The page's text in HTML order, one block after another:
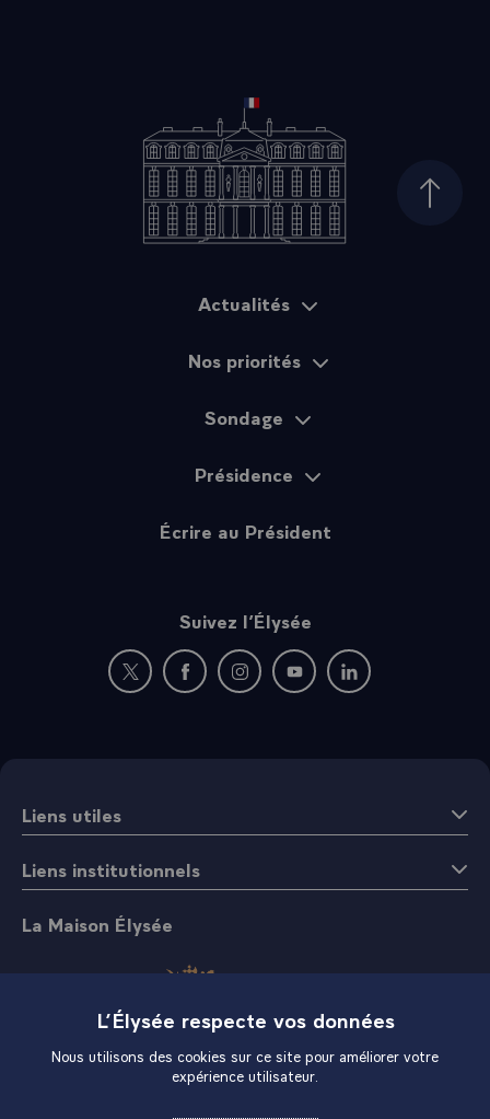
Haut
Actualités
Nos priorités
Sondage
Présidence
Écrire au Président
Suivez l’Élysée
Nouvelle fenêtre : rejoignez-nous sur Twitter
Nouvelle fenêtre : rejoignez-nous sur
Nouvelle fenêtre : rejoignez-nous
Nouvelle fenêtre :
Nouvelle fenêtre :
Liens utiles
Liens institutionnels
La Maison Élysée
L’Élysée respecte vos données
Nous utilisons des cookies sur ce site pour améliorer votre
expérience utilisateur.